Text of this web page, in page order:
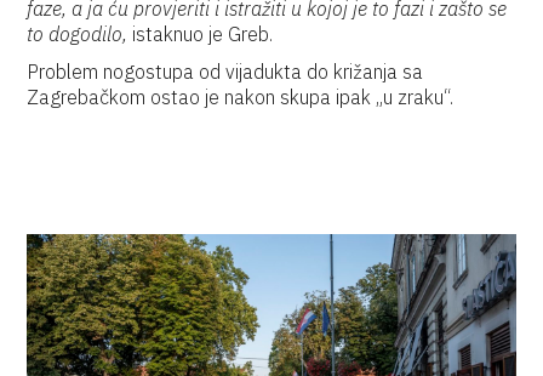
faze, a ja ću provjeriti i istražiti u kojoj je to fazi i zašto se
to dogodilo, istaknuo je Greb.
Problem nogostupa od vijadukta do križanja sa
Zagrebačkom ostao je nakon skupa ipak „u zraku“.